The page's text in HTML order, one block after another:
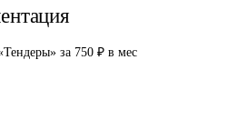
за 750 ₽ в мес